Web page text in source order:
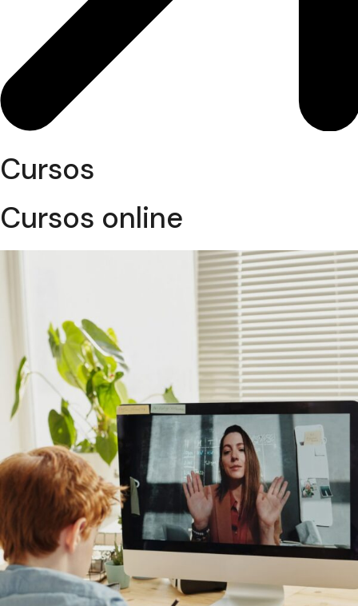
Cursos
Cursos online